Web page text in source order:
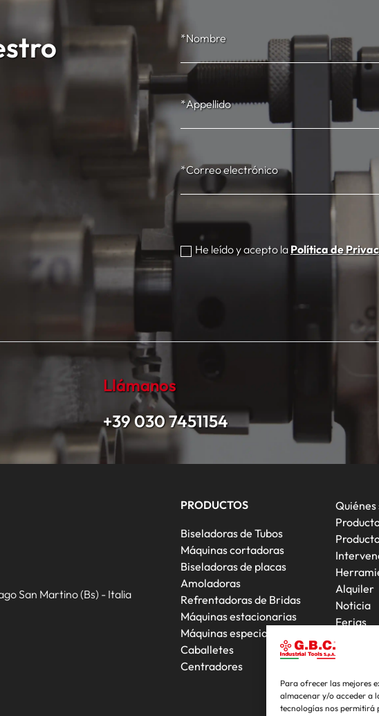
Para ofrecer las mejores
almacenar y/o acceder a
tecnologías nos permitirá
*Nombre
*Appellido
*Correo electrónico
He leído y acepto la Política de
Llámanos
+39 030 7451154
San Martino (Bs) - Italia
PRODUCTOS
Biseladoras de Tubos
Máquinas cortadoras
Biseladoras de placas
Amoladoras
Refrentadoras de Bridas
Máquinas estacionarias
Máquinas especiales
Caballetes
Centradores
Quiénes
Alquiler
Noticia
Ferias